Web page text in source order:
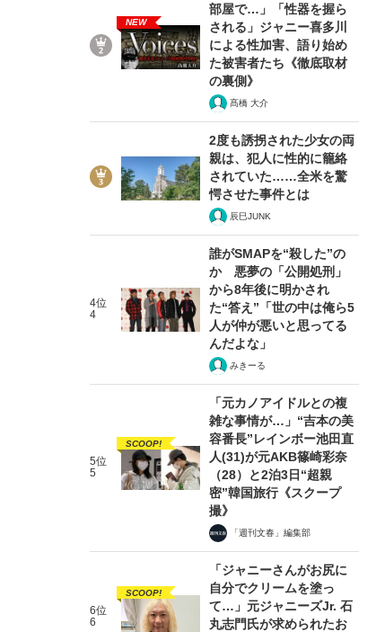
NEW
部屋で…」「性器を握ら
される」ジャニー喜多川
による性加害、語り始め
た被害者たち《徹底取材
の裏側》
髙橋 大介
2度も誘拐された少女の両
親は、犯人に性的に籠絡
されていた……全米を驚
愕させた事件とは
辰巳JUNK
4位
4
誰がSMAPを“殺した”の
か 悪夢の「公開処刑」
から8年後に明かされ
た“答え”「世の中は俺ら5
人が仲が悪いと思ってる
んだよな」
みきーる
5位
5
SCOOP!
「元カノアイドルとの複
雑な事情が…」“吉本の美
容番長”レインボー池田直
人(31)が元AKB篠崎彩奈
（28）と2泊3日“超親
密”韓国旅行《スクープ
撮》
「週刊文春」編集部
6位
6
SCOOP!
「ジャニーさんがお尻に
自分でクリームを塗っ
て…」元ジャニーズJr. 石
丸志門氏が求められたお